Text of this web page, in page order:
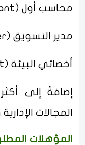
محاسب أول (Senior Accountant)
مدير التسويق (Marketing Manager)
أخصائي البيئة (Environmental Specialist)
المجالات
المؤهلات